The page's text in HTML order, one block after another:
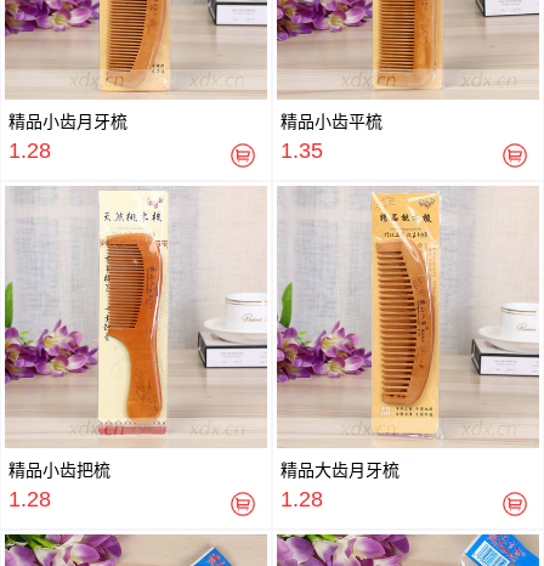
精品小齿月牙梳
1.28
精品小齿平梳
1.35
精品小齿把梳
1.28
精品大齿月牙梳
1.28